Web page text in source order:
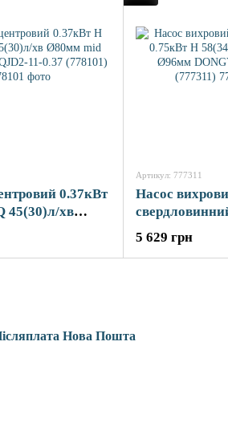
0.37кВт
45(30)л/хв
(778101)
Артикул: 777311
Насос
58(34)м Q
DONGYIN
5 629 грн
Нова Пошта